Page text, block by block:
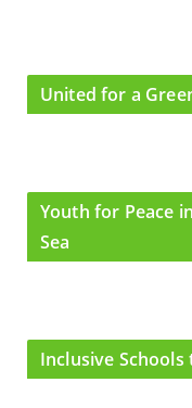
United for a
Youth for Peace
Sea
Inclusive